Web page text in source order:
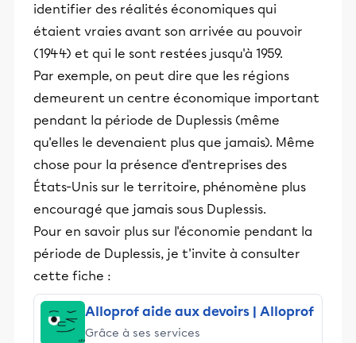
identifier des réalités économiques qui
étaient vraies avant son arrivée au pouvoir
(1944) et qui le sont restées jusqu'à 1959.
Par exemple, on peut dire que les régions
demeurent un centre économique important
pendant la période de Duplessis (même
qu'elles le devenaient plus que jamais). Même
chose pour la présence d'entreprises des
États-Unis sur le territoire, phénomène plus
encouragé que jamais sous Duplessis.
Pour en savoir plus sur l'économie pendant la
période de Duplessis, je t'invite à consulter
cette fiche :
Alloprof aide aux devoirs | Alloprof
Grâce à ses services